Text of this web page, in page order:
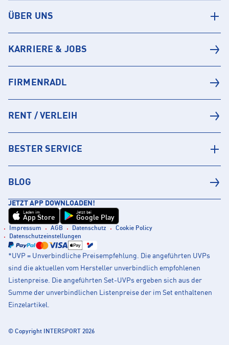
ÜBER UNS
KARRIERE & JOBS
FIRMENRADL
RENT / VERLEIH
BESTER SERVICE
BLOG
JETZT APP DOWNLOADEN!
Laden im
App Store
Jetzt bei
Google Play
Impressum AGB Datenschutz
Cookie Policy
Datenschutzeinstellungen
*UVP = Unverbindliche Preisempfehlung. Die angeführten UVPs
sind die aktuellen vom Hersteller unverbindlich empfohlenen
Listenpreise. Die angeführten Set-UVPs ergeben sich aus der
Summe der unverbindlichen Listenpreise der im Set enthaltenen
Einzelartikel.
© Copyright INTERSPORT 2026